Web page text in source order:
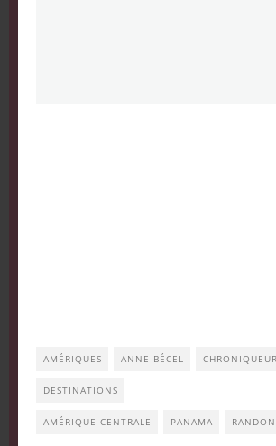
AMÉRIQUES ANNE BÉCEL
DESTINATIONS
AMÉRIQUE CENTRALE PANAMA